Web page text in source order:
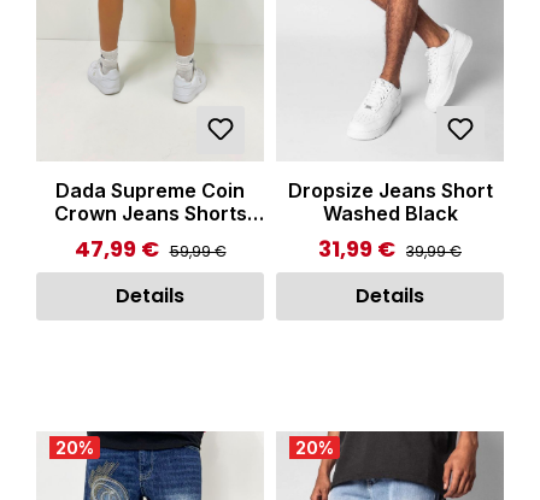
Dada Supreme Coin
Crown Jeans Shorts
Washed Black
Verkaufspreis:
47,99 € Regulärer Preis:
59,99 €
Details
Dropsize Jeans Short
Washed Black
Verkaufspreis:
31,99 € Regulärer Preis:
39,99 €
Details
20% 20%